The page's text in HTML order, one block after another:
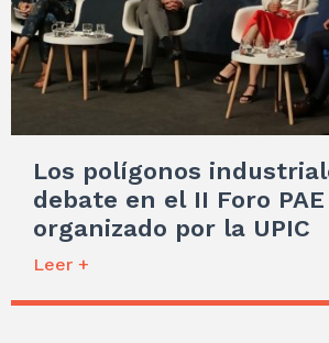
Los polígonos
debate en el II Foro PAE
organizado por la UPIC
Leer +